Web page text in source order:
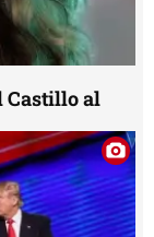
Castillo al